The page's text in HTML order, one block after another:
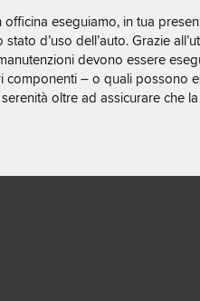
eseguiamo, in tua
d’uso dell’auto. Grazie
devono essere
componenti – o quali possono
oltre ad assicurare che